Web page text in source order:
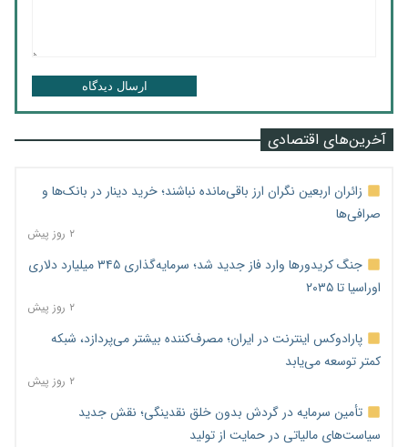
ارسال دیدگاه
آخرین‌های اقتصادی
زائران اربعین نگران ارز باقی‌مانده نباشند؛ خرید دینار در بانک‌ها و
صرافی‌ها
۲ روز پیش
جنگ کریدورها وارد فاز جدید شد؛ سرمایه‌گذاری ۳۴۵ میلیارد دلاری
اوراسیا تا ۲۰۳۵
۲ روز پیش
پارادوکس اینترنت در ایران؛ مصرف‌کننده بیشتر می‌پردازد، شبکه
کمتر توسعه می‌یابد
۲ روز پیش
تأمین سرمایه در گردش بدون خلق نقدینگی؛ نقش جدید
سیاست‌های مالیاتی در حمایت از تولید